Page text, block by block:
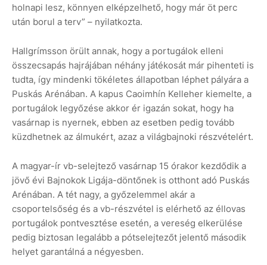
holnapi lesz, könnyen elképzelhető, hogy már öt perc
után borul a terv” – nyilatkozta.
Hallgrímsson örült annak, hogy a portugálok elleni
összecsapás hajrájában néhány játékosát már pihenteti is
tudta, így mindenki tökéletes állapotban léphet pályára a
Puskás Arénában. A kapus Caoimhín Kelleher kiemelte, a
portugálok legyőzése akkor ér igazán sokat, hogy ha
vasárnap is nyernek, ebben az esetben pedig tovább
küzdhetnek az álmukért, azaz a világbajnoki részvételért.
A magyar-ír vb-selejtező vasárnap 15 órakor kezdődik a
jövő évi Bajnokok Ligája-döntőnek is otthont adó Puskás
Arénában. A tét nagy, a győzelemmel akár a
csoportelsőség és a vb-részvétel is elérhető az éllovas
portugálok pontvesztése esetén, a vereség elkerülése
pedig biztosan legalább a pótselejtezőt jelentő második
helyet garantálná a négyesben.